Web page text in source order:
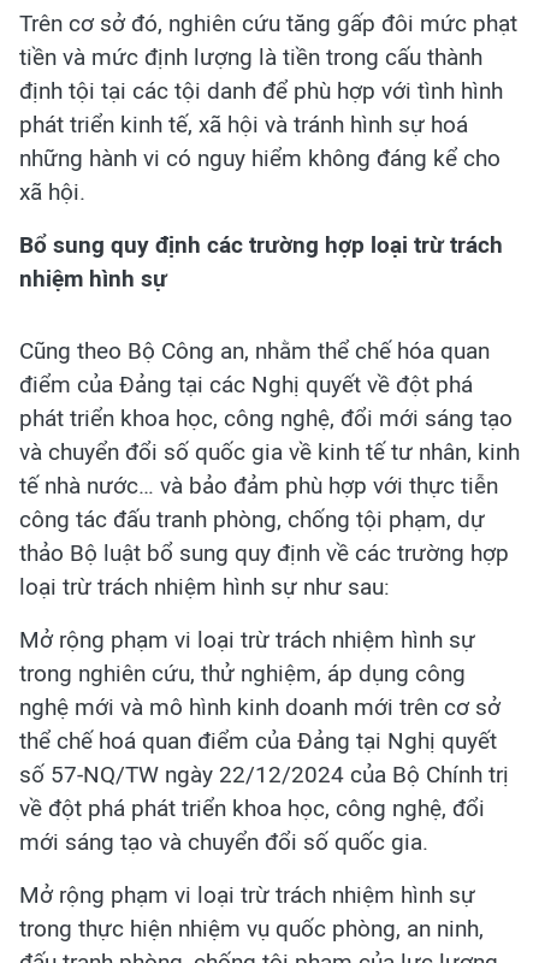
Trên cơ sở đó, nghiên cứu tăng gấp đôi mức phạt
tiền và mức định lượng là tiền trong cấu thành
định tội tại các tội danh để phù hợp với tình hình
phát triển kinh tế, xã hội và tránh hình sự hoá
những hành vi có nguy hiểm không đáng kể cho
xã hội.
Bổ sung quy định các trường hợp loại trừ trách
nhiệm hình sự
Cũng theo Bộ Công an, nhằm thể chế hóa quan
điểm của Đảng tại các Nghị quyết về đột phá
phát triển khoa học, công nghệ, đổi mới sáng tạo
và chuyển đổi số quốc gia về kinh tế tư nhân, kinh
tế nhà nước… và bảo đảm phù hợp với thực tiễn
công tác đấu tranh phòng, chống tội phạm, dự
thảo Bộ luật bổ sung quy định về các trường hợp
loại trừ trách nhiệm hình sự như sau:
Mở rộng phạm vi loại trừ trách nhiệm hình sự
trong nghiên cứu, thử nghiệm, áp dụng công
nghệ mới và mô hình kinh doanh mới trên cơ sở
thể chế hoá quan điểm của Đảng tại Nghị quyết
số 57-NQ/TW ngày 22/12/2024 của Bộ Chính trị
về đột phá phát triển khoa học, công nghệ, đổi
mới sáng tạo và chuyển đổi số quốc gia.
Mở rộng phạm vi loại trừ trách nhiệm hình sự
trong thực hiện nhiệm vụ quốc phòng, an ninh,